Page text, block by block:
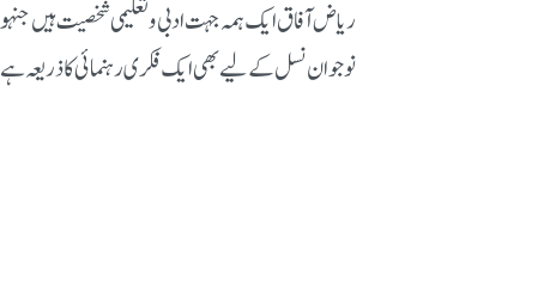
ریاض آفاق ایک ہمہ جہت ادبی و تعلیمی شخصیت ہیں
نوجوان نسل کے لیے بھی ایک فکری رہنمائی کا ذریعہ